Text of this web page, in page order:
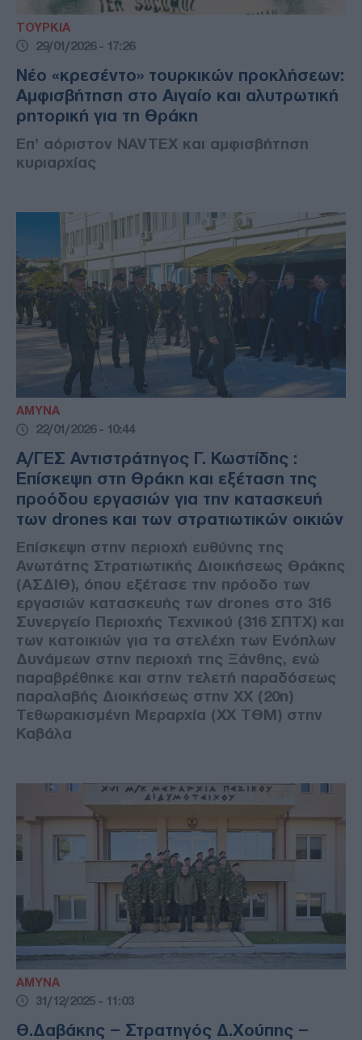
ΤΟΥΡΚΙΑ
29/01/2026 - 17:26
Νέο «κρεσέντο» τουρκικών προκλήσεων:
Αμφισβήτηση στο Αιγαίο και αλυτρωτική
ρητορική για τη Θράκη
Επ’ αόριστον NAVTEX και αμφισβήτηση
κυριαρχίας
ΑΜΥΝΑ
22/01/2026 - 10:44
Α/ΓΕΣ Αντιστράτηγος Γ. Κωστίδης :
Επίσκεψη στη Θράκη και εξέταση της
προόδου εργασιών για την κατασκευή
των drones και των στρατιωτικών οικιών
Επίσκεψη στην περιοχή ευθύνης της
Ανωτάτης Στρατιωτικής Διοικήσεως Θράκης
(ΑΣΔΙΘ), όπου εξέτασε την πρόοδο των
εργασιών κατασκευής των drones στο 316
Συνεργείο Περιοχής Τεχνικού (316 ΣΠΤΧ) και
των κατοικιών για τα στελέχη των Ενόπλων
Δυνάμεων στην περιοχή της Ξάνθης, ενώ
παραβρέθηκε και στην τελετή παραδόσεως
παραλαβής Διοικήσεως στην ΧΧ (20η)
Τεθωρακισμένη Μεραρχία (ΧΧ ΤΘΜ) στην
Καβάλα
ΑΜΥΝΑ
31/12/2025 - 11:03
Θ.Δαβάκης – Στρατηγός Δ.Χούπης –